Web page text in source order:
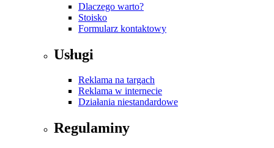
Dlaczego warto?
Stoisko
Formularz kontaktowy
Usługi
Reklama na targach
Reklama w internecie
Działania niestandardowe
Regulaminy